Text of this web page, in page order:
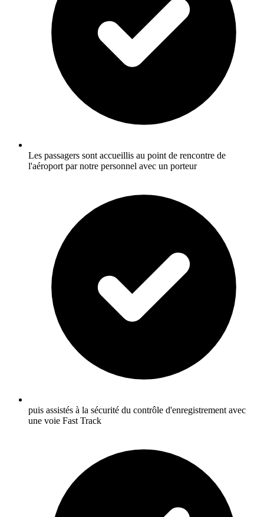
Les passagers sont accueillis au point de rencontre de
l'aéroport par notre personnel avec un porteur
puis assistés à la sécurité du contrôle d'enregistrement avec
une voie Fast Track